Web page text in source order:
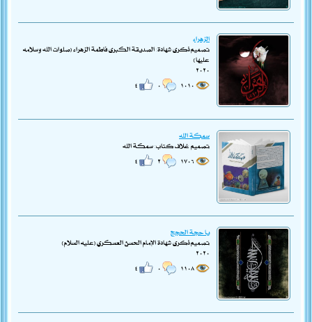
الزهراء
تصميم ذكرى شهادة: الصديقة الكبرى فاطمة الزهراء (صلوات الله وسلامه
عليها)
٢٠٢٠
سمكة الله
تصميم غلاف كتاب: سمكة الله
يا حجة الحجج
تصميم ذكرى شهادة الإمام الحسن العسكري (عليه السلام)
٢٠٢٠